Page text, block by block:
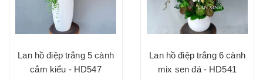
Lan hồ điệp trắng 5 cành
cắm kiểu - HD547
Lan hồ điệp trắng 6 cành
mix sen đá - HD541